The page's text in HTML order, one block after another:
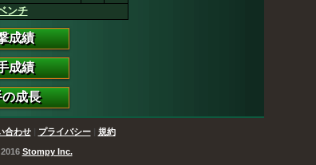
ンチ
成績
成績
成長
合わせ| プライバシー| 規約
Stompy Inc.